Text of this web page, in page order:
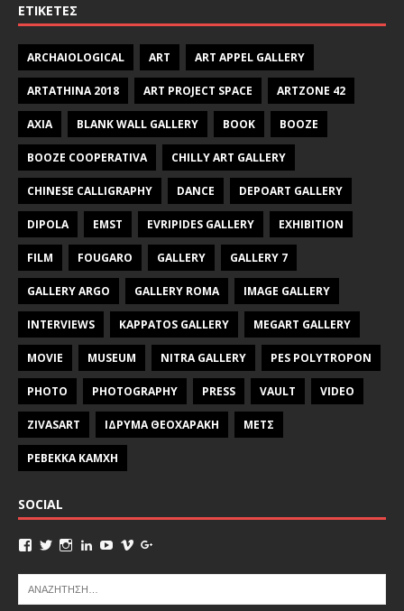
ΕΤΙΚΈΤΕΣ
ARCHAIOLOGICAL ART ART APPEL GALLERY
ARTATHINA 2018 ART PROJECT SPACE ARTZONE 42
AXIA BLANK WALL GALLERY BOOK BOOZE
BOOZE COOPERATIVA CHILLY ART GALLERY
CHINESE CALLIGRAPHY DANCE DEPOART GALLERY
DIPOLA EMST EVRIPIDES GALLERY EXHIBITION
FILM FOUGARO GALLERY GALLERY 7
GALLERY ARGO GALLERY ROMA IMAGE GALLERY
INTERVIEWS KAPPATOS GALLERY MEGART GALLERY
MOVIE MUSEUM NITRA GALLERY PES POLYTROPON
PHOTO PHOTOGRAPHY PRESS VAULT VIDEO
ZIVASART ΙΔΡΥΜΑ ΘΕΟΧΑΡΑΚΗ ΜΕΤΣ
ΡΕΒΕΚΚΑ ΚΑΜΧΗ
SOCIAL